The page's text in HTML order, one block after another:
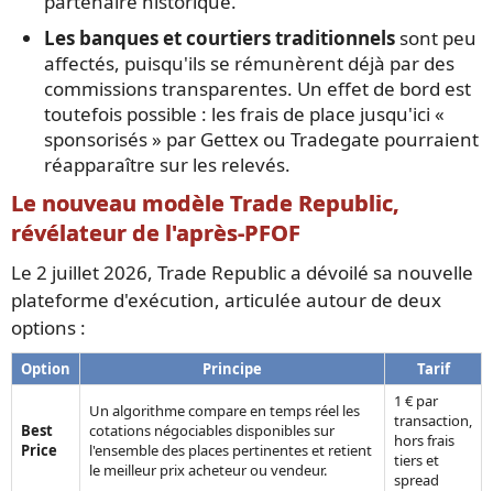
Les banques et courtiers traditionnels sont peu
affectés, puisqu'ils se rémunèrent déjà par des
commissions transparentes. Un effet de bord est
toutefois possible : les frais de place jusqu'ici «
sponsorisés » par Gettex ou Tradegate pourraient
réapparaître sur les relevés.
Le nouveau modèle Trade Republic,
révélateur de l'après-PFOF
Le 2 juillet 2026, Trade Republic a dévoilé sa nouvelle
plateforme d'exécution, articulée autour de deux
options :
Option Principe Tarif
Best
Price
Un algorithme compare en temps réel les
cotations négociables disponibles sur
l'ensemble des places pertinentes et retient
le meilleur prix acheteur ou vendeur.
1 € par
transaction,
hors frais
tiers et
spread